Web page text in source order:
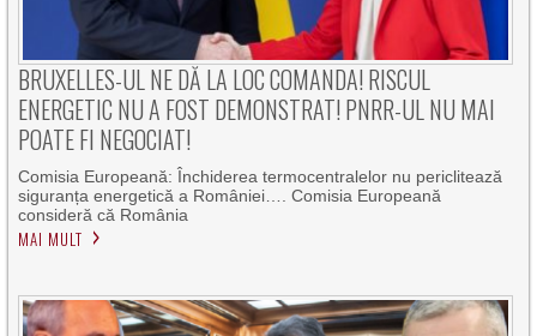
BRUXELLES-UL NE DĂ LA LOC COMANDA! RISCUL
ENERGETIC NU A FOST DEMONSTRAT! PNRR-UL NU MAI
POATE FI NEGOCIAT!
Comisia Europeană: Închiderea termocentralelor nu periclitează
siguranța energetică a României…. Comisia Europeană
consideră că România
MAI MULT